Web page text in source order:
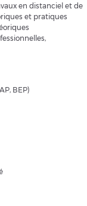
en distanciel et de
et pratiques
BEP)